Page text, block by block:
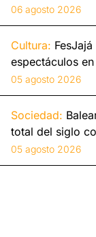
06 agosto 2026
Cultura:
espectáculos
05 agosto 2026
Sociedad:
total del siglo
05 agosto 2026